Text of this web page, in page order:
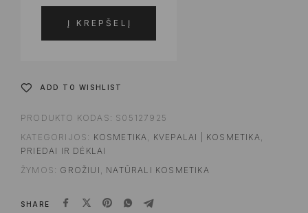
Į KREPŠELĮ
ADD TO WISHLIST
PRODUKTO KODAS: S05127925
KATEGORIJOS: KOSMETIKA, KVEPALAI | KOSMETIKA,
PRIEDAI IR DĖKLAI
ŽYMOS: GROŽIUI , NATŪRALI KOSMETIKA
SHARE